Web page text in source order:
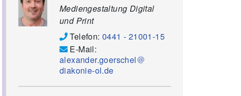
Mediengestaltung Digital
und Print
Telefon:0441 - 21001-15
E-Mail:
alexander.goerschel
diakonie-ol.de